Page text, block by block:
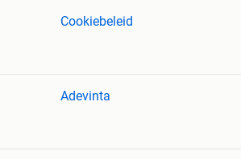
Cookiebeleid
Adevinta